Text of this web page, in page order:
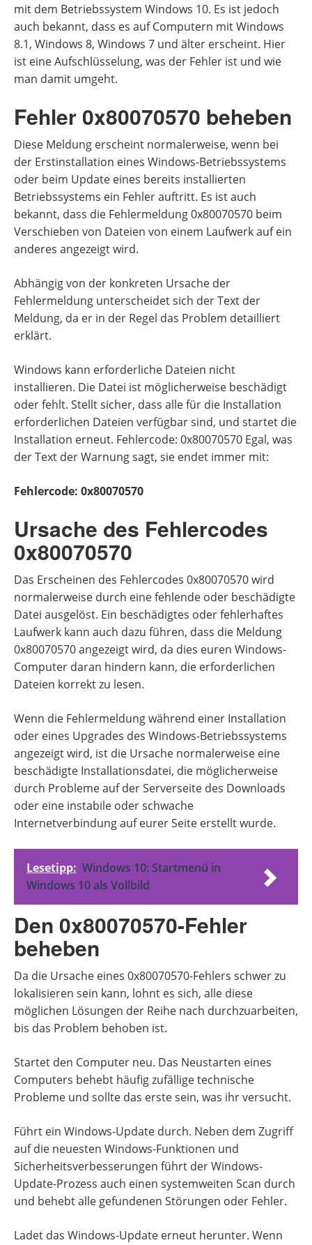
mit dem Betriebssystem Windows 10. Es ist jedoch
auch bekannt, dass es auf Computern mit Windows
8.1, Windows 8, Windows 7 und älter erscheint. Hier
ist eine Aufschlüsselung, was der Fehler ist und wie
man damit umgeht.
Fehler 0x80070570 beheben
Diese Meldung erscheint normalerweise, wenn bei
der Erstinstallation eines Windows-Betriebssystems
oder beim Update eines bereits installierten
Betriebssystems ein Fehler auftritt. Es ist auch
bekannt, dass die Fehlermeldung 0x80070570 beim
Verschieben von Dateien von einem Laufwerk auf ein
anderes angezeigt wird.
Abhängig von der konkreten Ursache der
Fehlermeldung unterscheidet sich der Text der
Meldung, da er in der Regel das Problem detailliert
erklärt.
Windows kann erforderliche Dateien nicht
installieren. Die Datei ist möglicherweise beschädigt
oder fehlt. Stellt sicher, dass alle für die Installation
erforderlichen Dateien verfügbar sind, und startet die
Installation erneut. Fehlercode: 0x80070570 Egal, was
der Text der Warnung sagt, sie endet immer mit:
Fehlercode: 0x80070570
Ursache des Fehlercodes
0x80070570
Das Erscheinen des Fehlercodes 0x80070570 wird
normalerweise durch eine fehlende oder beschädigte
Datei ausgelöst. Ein beschädigtes oder fehlerhaftes
Laufwerk kann auch dazu führen, dass die Meldung
0x80070570 angezeigt wird, da dies euren Windows-
Computer daran hindern kann, die erforderlichen
Dateien korrekt zu lesen.
Wenn die Fehlermeldung während einer Installation
oder eines Upgrades des Windows-Betriebssystems
angezeigt wird, ist die Ursache normalerweise eine
beschädigte Installationsdatei, die möglicherweise
durch Probleme auf der Serverseite des Downloads
oder eine instabile oder schwache
Internetverbindung auf eurer Seite erstellt wurde.
Lesetipp: Windows 10: Startmenü in
Windows 10 als Vollbild
Den 0x80070570-Fehler
beheben
Da die Ursache eines 0x80070570-Fehlers schwer zu
lokalisieren sein kann, lohnt es sich, alle diese
möglichen Lösungen der Reihe nach durchzuarbeiten,
bis das Problem behoben ist.
Startet den Computer neu. Das Neustarten eines
Computers behebt häufig zufällige technische
Probleme und sollte das erste sein, was ihr versucht.
Führt ein Windows-Update durch. Neben dem Zugriff
auf die neuesten Windows-Funktionen und
Sicherheitsverbesserungen führt der Windows-
Update-Prozess auch einen systemweiten Scan durch
und behebt alle gefundenen Störungen oder Fehler.
Ladet das Windows-Update erneut herunter. Wenn